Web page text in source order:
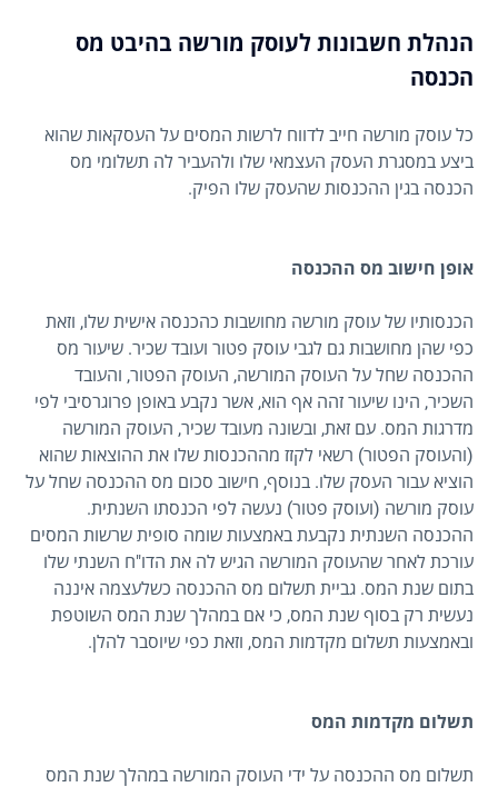
הנהלת חשבונות לעוסק מורשה בהיבט מס
הכנסה
כל עוסק מורשה חייב לדווח לרשות המסים על העסקאות שהוא
ביצע במסגרת העסק העצמאי שלו ולהעביר לה תשלומי מס
הכנסה בגין ההכנסות שהעסק שלו הפיק.
אופן חישוב מס ההכנסה
הכנסותיו של עוסק מורשה מחושבות כהכנסה אישית שלו, וזאת
כפי שהן מחושבות גם לגבי עוסק פטור ועובד שכיר. שיעור מס
ההכנסה שחל על העוסק המורשה, העוסק הפטור, והעובד
השכיר, הינו שיעור זהה אף הוא, אשר נקבע באופן פרוגרסיבי לפי
מדרגות המס. עם זאת, ובשונה מעובד שכיר, העוסק המורשה
(והעוסק הפטור) רשאי לקזז מההכנסות שלו את ההוצאות שהוא
הוציא עבור העסק שלו. בנוסף, חישוב סכום מס ההכנסה שחל על
עוסק מורשה (ועוסק פטור) נעשה לפי הכנסתו השנתית.
ההכנסה השנתית נקבעת באמצעות שומה סופית שרשות המסים
עורכת לאחר שהעוסק המורשה הגיש לה את הדו"ח השנתי שלו
בתום שנת המס. גביית תשלום מס ההכנסה כשלעצמה איננה
נעשית רק בסוף שנת המס, כי אם במהלך שנת המס השוטפת
ובאמצעות תשלום מקדמות המס, וזאת כפי שיוסבר להלן.
תשלום מקדמות המס
תשלום מס ההכנסה על ידי העוסק המורשה במהלך שנת המס